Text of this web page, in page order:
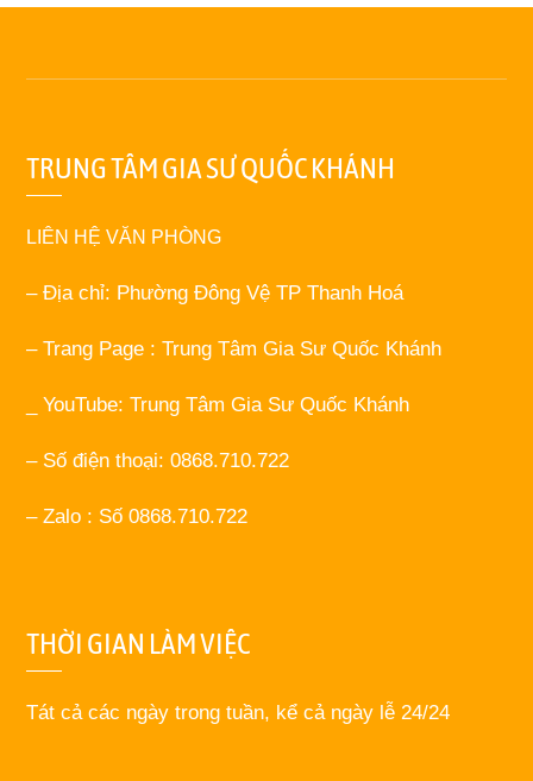
TRUNG TÂM GIA SƯ QUỐC KHÁNH
LIÊN HỆ VĂN PHÒNG
– Địa chỉ: Phường Đông Vệ TP Thanh Hoá
– Trang Page : Trung Tâm Gia Sư Quốc Khánh
_ YouTube: Trung Tâm Gia Sư Quốc Khánh
– Số điện thoại: 0868.710.722
– Zalo : Số 0868.710.722
THỜI GIAN LÀM VIỆC
Tát cả các ngày trong tuần, kể cả ngày lễ 24/24